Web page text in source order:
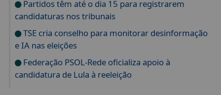
Partidos têm até o dia 15 para registrarem
candidaturas nos tribunais
TSE cria conselho para monitorar desinformação
e IA nas eleições
Federação PSOL-Rede oficializa apoio à
candidatura de Lula à reeleição